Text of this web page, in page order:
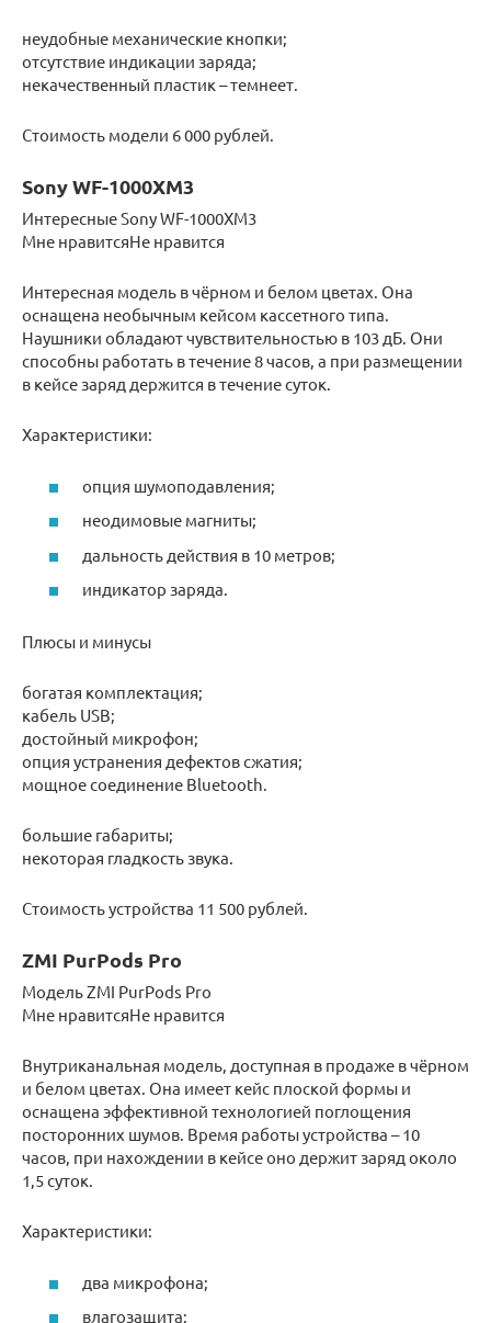
неудобные механические кнопки;
отсутствие индикации заряда;
некачественный пластик – темнеет.
Стоимость модели 6 000 рублей.
Sony WF-1000XM3
Интересные Sony WF-1000XM3
Мне нравитсяНе нравится
Интересная модель в чёрном и белом цветах. Она
оснащена необычным кейсом кассетного типа.
Наушники обладают чувствительностью в 103 дБ. Они
способны работать в течение 8 часов, а при размещении
в кейсе заряд держится в течение суток.
Характеристики:
опция шумоподавления;
неодимовые магниты;
дальность действия в 10 метров;
индикатор заряда.
Плюсы и минусы
богатая комплектация;
кабель USB;
достойный микрофон;
опция устранения дефектов сжатия;
мощное соединение Bluetooth.
большие габариты;
некоторая гладкость звука.
Стоимость устройства 11 500 рублей.
ZMI PurPods Pro
Модель ZMI PurPods Pro
Мне нравитсяНе нравится
Внутриканальная модель, доступная в продаже в чёрном
и белом цветах. Она имеет кейс плоской формы и
оснащена эффективной технологией поглощения
посторонних шумов. Время работы устройства – 10
часов, при нахождении в кейсе оно держит заряд около
1,5 суток.
Характеристики:
два микрофона;
влагозащита;